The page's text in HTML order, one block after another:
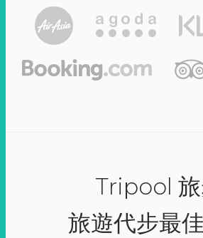
Tripool
旅遊代步最